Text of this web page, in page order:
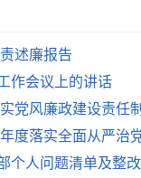
共计***余人，召
促引导党员领导干
问题，上交违纪
，着力维护“森林
述廉报告
作会议上的讲话
党风廉政建设责任
度落实全面从严治
个人问题清单及整改